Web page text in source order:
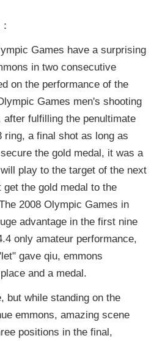
Games have a surprising
in two consecutive
on the performance of the
Games men's shooting
fulfilling the penultimate
ring, a final shot as long as
the gold medal, it was a
play to the target of the next
the gold medal to the
2008 Olympic Games in
advantage in the first nine
only amateur performance,
gave qiu, emmons
and a medal.
while standing on the
emmons, amazing scene
positions in the final,